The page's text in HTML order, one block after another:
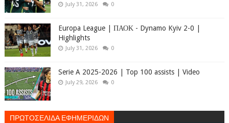
July 31, 2026 0
Europa League | ΠΑΟΚ - Dynamo Kyiv 2-0 |
Highlights
July 31, 2026 0
Serie A 2025-2026 | Top 100 assists | Video
July 29, 2026 0
ΠΡΩΤΟΣΕΛΙΔΑ ΕΦΗΜΕΡΙΔΩΝ